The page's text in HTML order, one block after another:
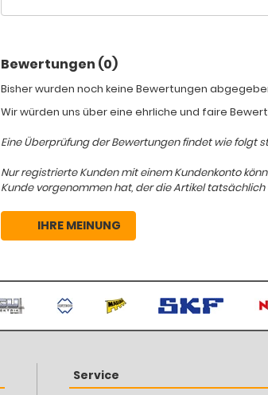
Bewertungen (0)
Bisher wurden noch keine Bewertungen
Wir würden uns über eine ehrliche und faire
Eine Überprüfung der Bewertungen findet wie folgt
Nur registrierte Kunden mit einem Kundenkonto
Kunde vorgenommen hat, der die Artikel
IHRE MEINUNG
Service